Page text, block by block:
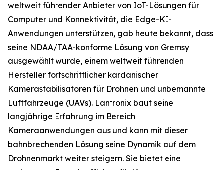
weltweit führender Anbieter von IoT-Lösungen für
Computer und Konnektivität, die Edge-KI-
Anwendungen unterstützen, gab heute bekannt, dass
seine NDAA/TAA-konforme Lösung von Gremsy
ausgewählt wurde, einem weltweit führenden
Hersteller fortschrittlicher kardanischer
Kamerastabilisatoren für Drohnen und unbemannte
Luftfahrzeuge (UAVs). Lantronix baut seine
langjährige Erfahrung im Bereich
Kameraanwendungen aus und kann mit dieser
bahnbrechenden Lösung seine Dynamik auf dem
Drohnenmarkt weiter steigern. Sie bietet eine